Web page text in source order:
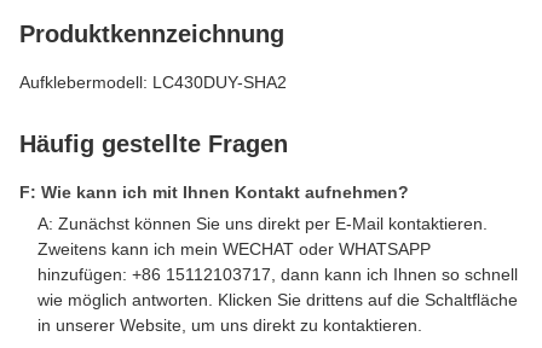
Produktkennzeichnung
Aufklebermodell: LC430DUY-SHA2
Häufig gestellte Fragen
F: Wie kann ich mit Ihnen Kontakt aufnehmen?
A: Zunächst können Sie uns direkt per E-Mail kontaktieren.
Zweitens kann ich mein WECHAT oder WHATSAPP
hinzufügen: +86 15112103717, dann kann ich Ihnen so schnell
wie möglich antworten. Klicken Sie drittens auf die Schaltfläche
in unserer Website, um uns direkt zu kontaktieren.